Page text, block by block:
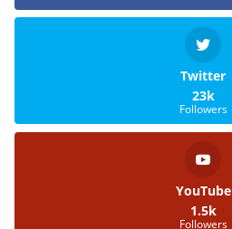
Twitter
23k
Followers
YouTube
1.5k
Followers